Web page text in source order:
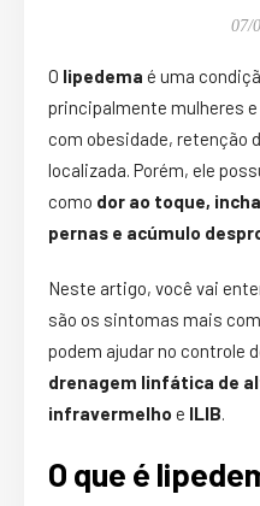
07/
O lipedema é uma
principalmente mulheres
com obesidade, retenção
localizada. Porém, ele
como dor ao toque,
pernas e acúmulo
Neste artigo, você vai
são os sintomas mais
podem ajudar no controle
drenagem linfática de
infravermelho e ILIB.
O que é